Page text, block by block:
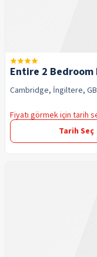
Entire 2
Cambridge, İngiltere, GB
Fiyatı görmek için tarih
Tarih Seç